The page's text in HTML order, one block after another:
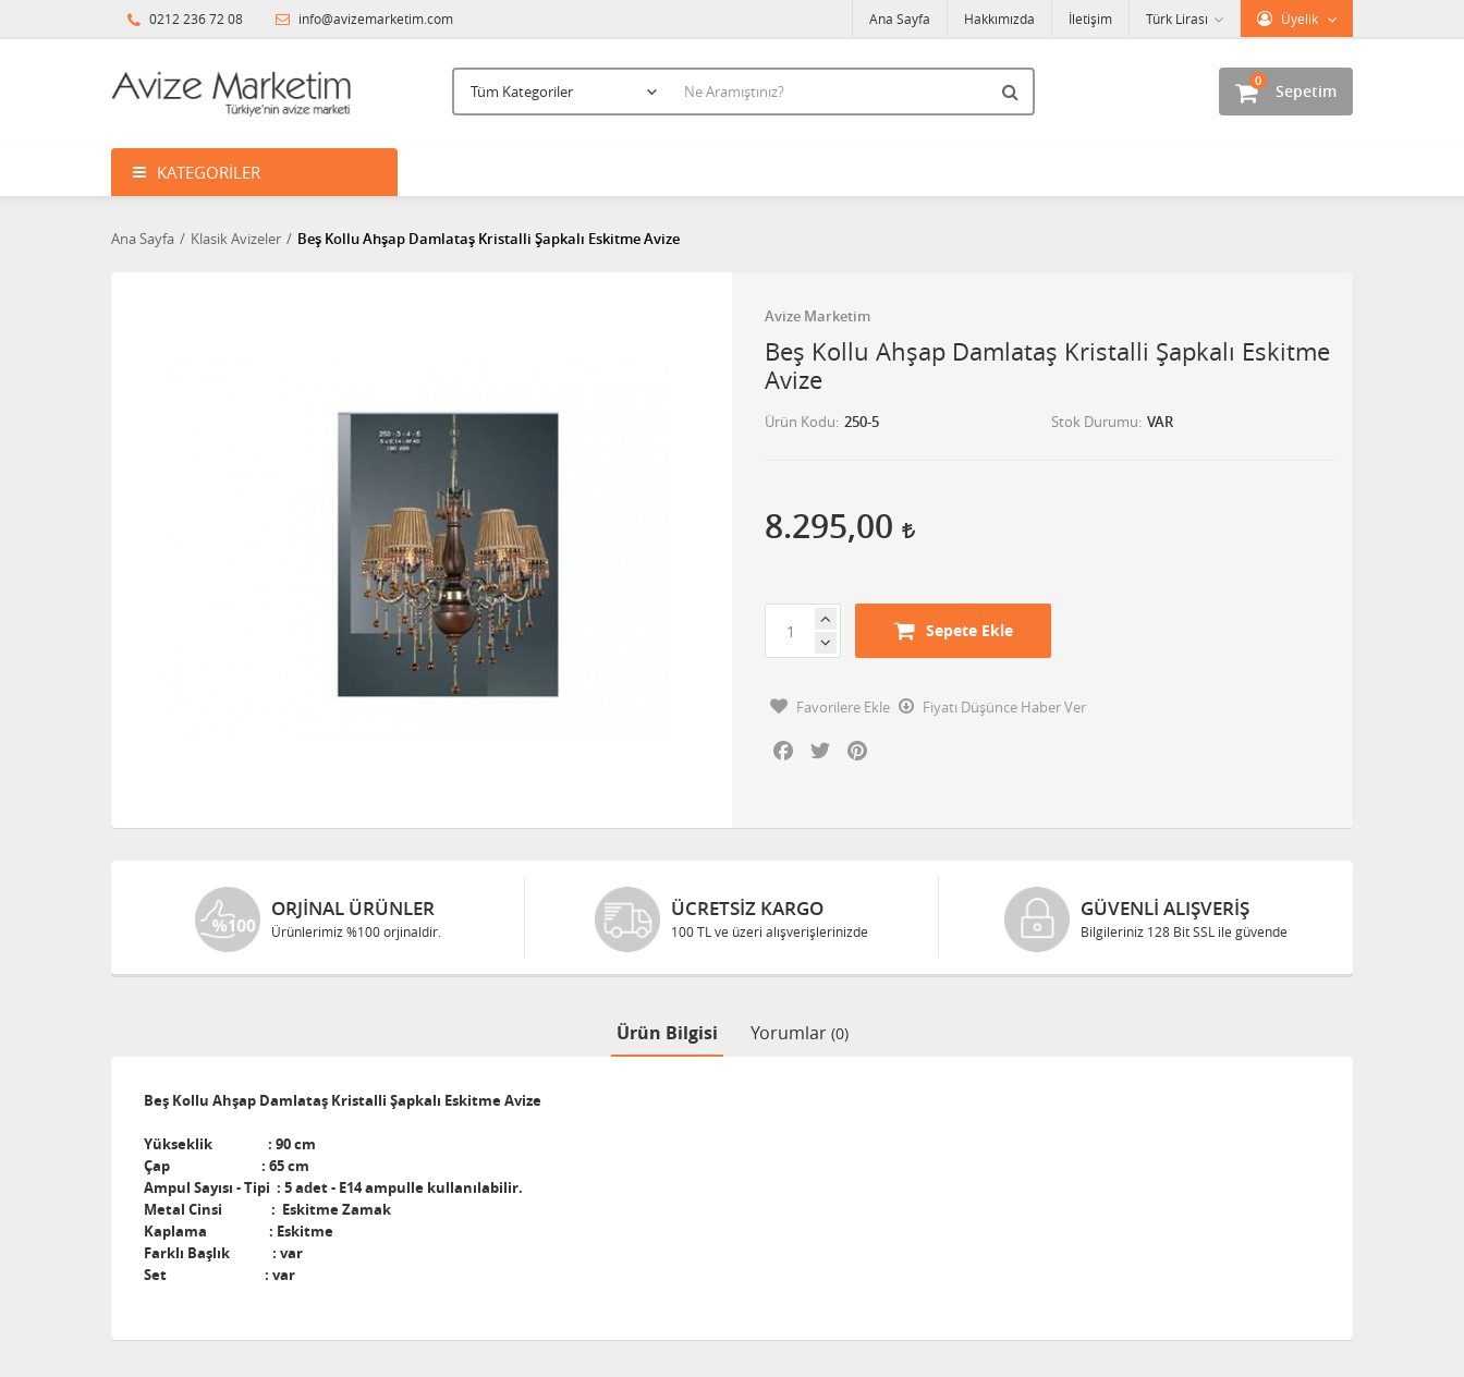
0212 236 72 08 info@avizemarketim.com Üyelik
Türk Lirası
Ana Sayfa Hakkımızda İletişim
Sepetim
0
KATEGORILER
Ana Sayfa Klasik Avizeler Beş Kollu Ahşap Damlataş Kristalli Şapkalı Eskitme Avize
Avize Marketim
Beş Kollu Ahşap Damlataş Kristalli Şapkalı Eskitme
Avize
Ürün Kodu 250-5 Stok Durumu VAR
8.295,00
Sepete Ekle
Favorilere Ekle
Fiyatı Düşünce Haber Ver
Facebook
Twitter
ORJINAL ÜRÜNLER
Ürünlerimiz %100 orjinaldir.
ÜCRETSIZ KARGO
100 TL ve üzeri alışverişlerinizde
GÜVENLI ALIŞVERIŞ
Bilgileriniz 128 Bit SSL ile güvende
Ürün Bilgisi Yorumlar (0)
Beş Kollu Ahşap Damlataş Kristalli Şapkalı Eskitme Avize
Yükseklik : 90 cm
Çap : 65 cm
Ampul Sayısı - Tipi : 5 adet - E14 ampulle kullanılabilir.
Metal Cinsi : Eskitme Zamak
Kaplama : Eskitme
Farklı Başlık : var
Set : var